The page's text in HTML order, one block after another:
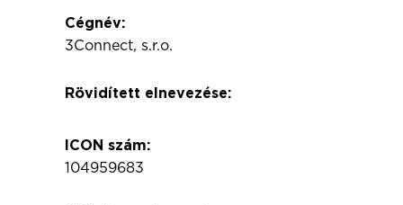
Cégnév:
3Connect, s.r.o.
Rövidített elnevezése:
ICON szám:
104959683